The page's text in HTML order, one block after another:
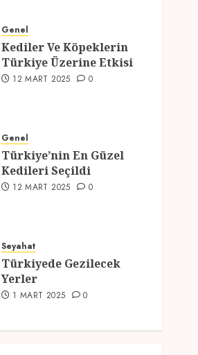
Genel
Kediler Ve Köpeklerin
Türkiye Üzerine Etkisi
12 MART 2025 0
Genel
Türkiye’nin En Güzel
Kedileri Seçildi
12 MART 2025 0
Seyahat
Türkiyede Gezilecek
Yerler
1 MART 2025 0